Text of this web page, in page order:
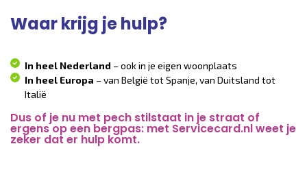
Waar krijg je hulp?
In heel Nederland – ook in je eigen woonplaats
In heel Europa – van België tot Spanje, van Duitsland tot
Italië
Dus of je nu met pech stilstaat in je straat of
ergens op een bergpas: met Servicecard.nl weet je
zeker dat er hulp komt.